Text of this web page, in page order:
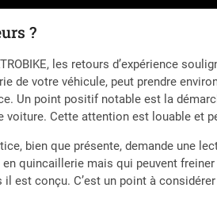
?
les retours d’expérience
votre véhicule, peut prendre
Un point positif notable est la
Cette attention est louable et
bien que présente, demande une
quincaillerie mais qui peuvent
est conçu. C’est un point à